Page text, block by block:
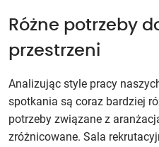
Różne potrzeby
przestrzeni
Analizując style pracy
spotkania są coraz bardziej
potrzeby związane z
zróżnicowane. Sala